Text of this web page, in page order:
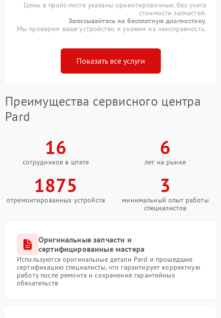
Цены в прайс-листе указаны ориентировочные, без учета
стоимости запчастей.
Записывайтесь на бесплатную диагностику.
Мы проверим ваше устройство и укажем на неисправность.
Показать все услуги
Преимущества сервисного центра
Pard
16
сотрудников в штате
6
лет на рынке
1875
отремонтированных устройств
3
минимальный опыт работы
специалистов
Оригинальные запчасти и
сертифицированные мастера
Используются оригинальные детали Pard и прошедшие
сертификацию специалисты, что гарантирует корректную
работу после ремонта и сохранение гарантийных
обязательств